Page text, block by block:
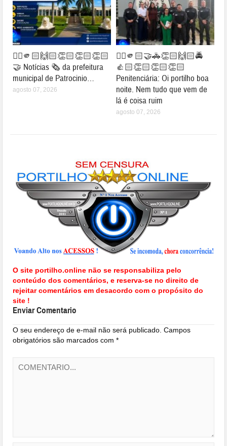
👉🏻🫵🏻🙌🏻👏🏻👏🏻👏🏻
🤝 Notícias 🗞️ da prefeitura
municipal de Patrocinio…
agosto 07, 2026
👉🏻🫵🏻🤝🚓👏🏻🙌🏻🚔
👍🏻👏🏻👏🏻👏🏻
Penitenciária: Oi portilho boa
noite. Nem tudo que vem de
lá é coisa ruim
agosto 07, 2026
O site portilho.online não se responsabiliza pelo
conteúdo dos comentários, e reserva-se no direito de
rejeitar comentários em desacordo com o propósito do
site !
Enviar Comentario
O seu endereço de e-mail não será publicado. Campos
obrigatórios são marcados com*